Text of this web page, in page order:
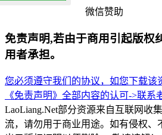
微信赞助
免责声明,若由于商用引起版权
用者承担。
您必须遵守我们的协议，如您下载该
《免责声明》全部内容的认可->联系
LaoLiang.Net部分资源来自互联网收
流，请勿用于商业用途。如有侵权、